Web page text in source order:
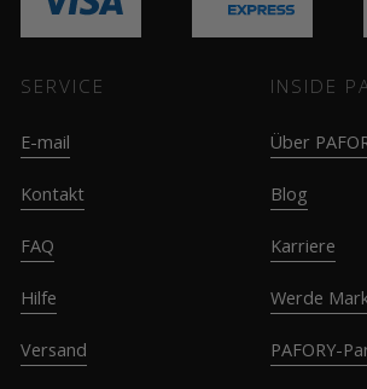
SERVICE
E-mail
Kontakt
FAQ
Hilfe
Versand
INSIDE
Über
Blog
Karriere
Werde
PAFORY-